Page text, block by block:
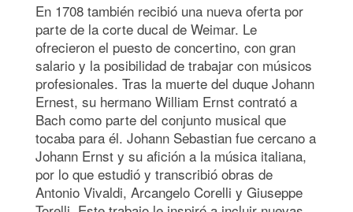
En 1708 también recibió una nueva oferta por
parte de la corte ducal de Weimar. Le
ofrecieron el puesto de concertino, con gran
salario y la posibilidad de trabajar con músicos
profesionales. Tras la muerte del duque Johann
Ernest, su hermano William Ernst contrató a
Bach como parte del conjunto musical que
tocaba para él. Johann Sebastian fue cercano a
Johann Ernst y su afición a la música italiana,
por lo que estudió y transcribió obras de
Antonio Vivaldi, Arcangelo Corelli y Giuseppe